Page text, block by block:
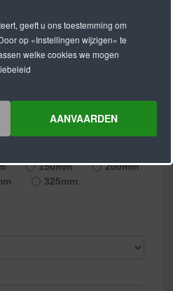
150mm
200mm
325mm
geeft u ons toestemming om
op «Instellingen wijzigen» te
welke cookies we mogen
AANVAARDEN